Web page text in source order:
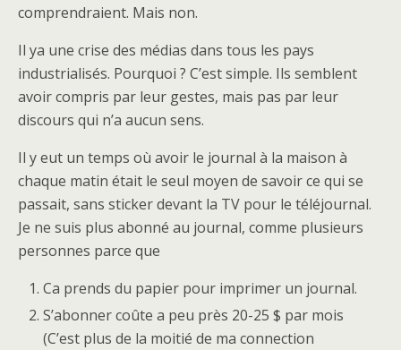
comprendraient. Mais non.
Il ya une crise des médias dans tous les pays
industrialisés. Pourquoi ? C’est simple. Ils semblent
avoir compris par leur gestes, mais pas par leur
discours qui n’a aucun sens.
Il y eut un temps où avoir le journal à la maison à
chaque matin était le seul moyen de savoir ce qui se
passait, sans sticker devant la TV pour le téléjournal.
Je ne suis plus abonné au journal, comme plusieurs
personnes parce que
Ca prends du papier pour imprimer un journal.
S’abonner coûte a peu près 20-25 $ par mois
(C’est plus de la moitié de ma connection